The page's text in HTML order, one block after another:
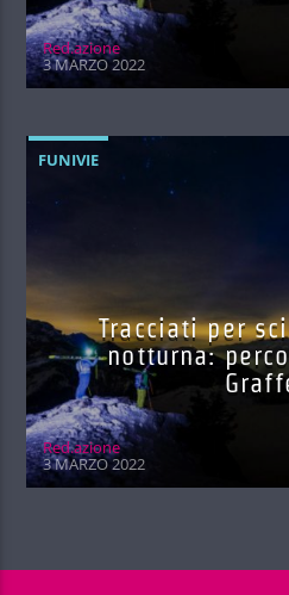
Red.azione
3 MARZO 2022
FUNIVIE
Tracciati per
notturna:
Red.azione
3 MARZO 2022